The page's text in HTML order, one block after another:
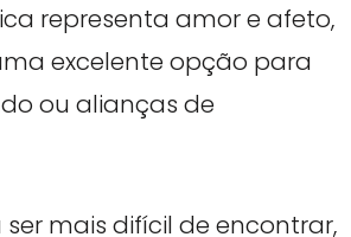
representa amor e afeto,
excelente opção para
ou alianças de
mais difícil de encontrar,